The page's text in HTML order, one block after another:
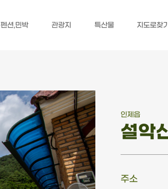
펜션,민박 관광지 특산물 지도로찾
인제읍
설악
주소